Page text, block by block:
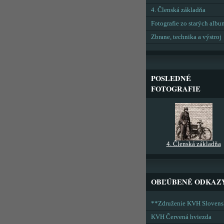
4. Členská základňa
Fotografie zo starých
Zbrane, technika a výstroj
POSLEDNÉ
FOTOGRAFIE
4. Členská základňa
OBĽÚBENÉ
**Združenie KVH
KVH Červená hviezda